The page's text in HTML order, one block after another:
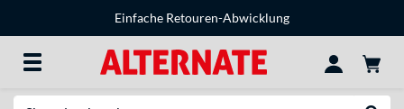
Einfache Retouren-Abwicklung